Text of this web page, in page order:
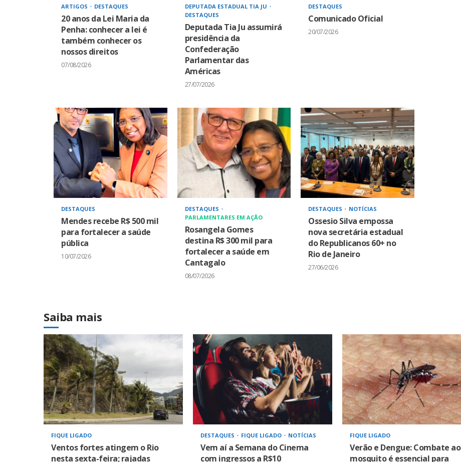
ARTIGOS DESTAQUES
20 anos da Lei Maria da
Penha: conhecer a lei é
também conhecer os
nossos direitos
07/08/2026
DEPUTADA ESTADUAL TIA JU
DESTAQUES
Deputada Tia Ju assumirá
presidência da
Confederação
Parlamentar das
Américas
27/07/2026
DESTAQUES
Comunicado Oficial
20/07/2026
DESTAQUES
Mendes recebe R$ 500 mil
para fortalecer a saúde
pública
10/07/2026
DESTAQUES
PARLAMENTARES EM AÇÃO
Rosangela Gomes
destina R$ 300 mil para
fortalecer a saúde em
Cantagalo
08/07/2026
DESTAQUES NOTÍCIAS
Ossesio Silva empossa
nova secretária estadual
do Republicanos 60+ no
Rio de Janeiro
27/06/2026
Saiba mais
FIQUE LIGADO
Ventos fortes atingem o Rio
nesta sexta-feira; rajadas
DESTAQUES FIQUE LIGADO NOTÍCIAS
Vem aí a Semana do Cinema
com ingressos a R$10
FIQUE LIGADO
Verão e Dengue: Combate ao
mosquito é essencial para